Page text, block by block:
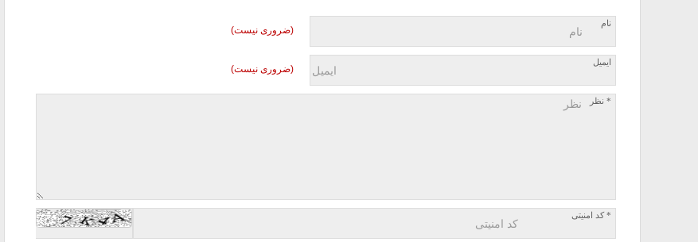
نام
(ضروری نیست)
ایمیل
(ضروری نیست)
* نظر
* کد امنیتی